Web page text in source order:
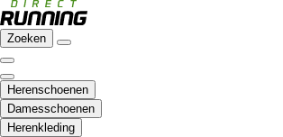
Zoeken
Herenschoenen
Damesschoenen
Herenkleding